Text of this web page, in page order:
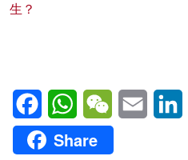
生？
FacebookWhatsAppWeChatEmail
Share